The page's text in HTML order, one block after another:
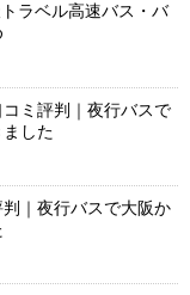
ラベル高速バス・バ
ミ評判｜夜行バスで
した
｜夜行バスで大阪か